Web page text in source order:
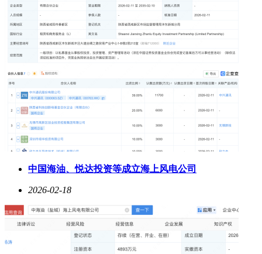
基础使用场景下性价比高。它有星空灰、星际粉、莹石紫三种
配色，采用半入耳式设计，入耳角度偏浅，搭配动圈高分子聚
合物振膜，侧睡时对耳朵压迫感轻。配备Type - C接口，连接
和充电方便，音质处于基础水平，能满足日常听歌、通话需
求。续航方面，单次满电能用约8小时，搭配充电舱总续航达
感。
卡恩欧睡眠耳机亮点是软质硅胶搭配工学角度设计，侧睡无压
迫感，长续航还能适配多种使用场景。它纯黑配色，整体线条
圆润流畅，入耳部分弧度紧凑，单只耳机薄巧精致，充电盒体
积小巧，翻盖式结构开合顺手。耳塞是柔软硅胶材质，一体成
型设计触感细腻亲肤，搭配108°入耳角度的人体工学设计，侧
躺时无明显外凸感，长时间佩戴压迫感小。配有多尺寸耳帽，
适配不同耳型，佩戴稳固，日常走动、翻身不易移位，还支持
主动降噪，能削弱环境噪音且保留一定环境音。
中国海油、悦达投资等成立海上风电公司
2026-02-18